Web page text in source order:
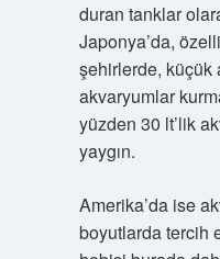
duran tanklar
Japonya’da,
şehirlerde, küçük
akvaryumlar
yüzden 30 lt’lik
yaygın.
Amerika’da ise
boyutlarda tercih